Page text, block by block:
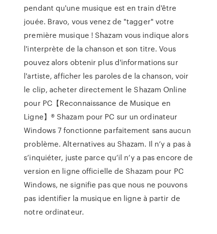
pendant qu'une musique est en train d'être
jouée. Bravo, vous venez de "tagger" votre
première musique ! Shazam vous indique alors
l'interprète de la chanson et son titre. Vous
pouvez alors obtenir plus d'informations sur
l'artiste, afficher les paroles de la chanson, voir
le clip, acheter directement le Shazam Online
pour PC【Reconnaissance de Musique en
Ligne】® Shazam pour PC sur un ordinateur
Windows 7 fonctionne parfaitement sans aucun
problème. Alternatives au Shazam. Il n’y a pas à
s’inquiéter, juste parce qu’il n’y a pas encore de
version en ligne officielle de Shazam pour PC
Windows, ne signifie pas que nous ne pouvons
pas identifier la musique en ligne à partir de
notre ordinateur.